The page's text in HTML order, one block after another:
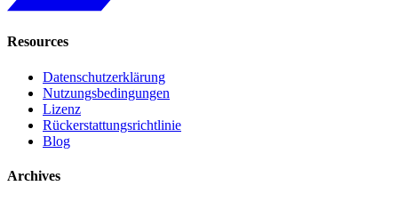
Resources
Datenschutzerklärung
Nutzungsbedingungen
Lizenz
Rückerstattungsrichtlinie
Blog
Archives